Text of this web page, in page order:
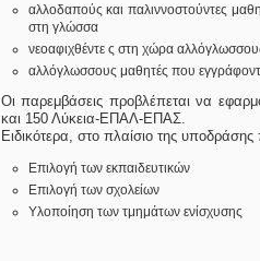
αλλοδαπούς και παλιννοστούντες
στη γλώσσα
νεοαφιχθέντε ς στη χώρα
αλλόγλωσσους μαθητές που
Οι παρεμβάσεις προβλέπεται να
και 150 Λύκεια-ΕΠΑΛ-ΕΠΑΣ.
Ειδικότερα, στο πλαίσιο της υποδράσης
Επιλογή των εκπαιδευτικών
Επιλογή των σχολείων
Υλοποίηση των τμημάτων ενίσχυσης